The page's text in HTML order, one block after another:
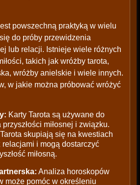
powszechną praktyką w wielu
do próby przewidzenia
lub relacji. Istnieje wiele różnych
takich jak wróżby tarota,
wróżby anielskie i wiele innych.
w jakie można próbować wróżyć
Karty Tarota są używane do
miłosnej i związku.
skupiają się na kwestiach
i mogą dostarczyć
miłosną.
Analiza horoskopów
może pomóc w określeniu